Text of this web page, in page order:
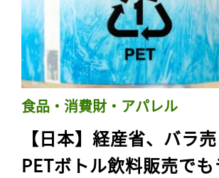
食品・消費財・アパレル
【日本】経産省、バラ
PETボトル飲料販売で